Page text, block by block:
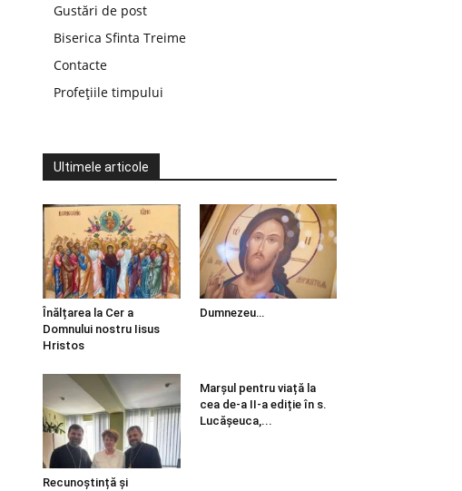
Gustări de post
Biserica Sfinta Treime
Contacte
Profețiile timpului
Ultimele articole
Înălțarea la Cer a
Domnului nostru Iisus
Hristos
Dumnezeu…
Recunoștință și
Marșul pentru viață la
cea de-a II-a ediție în s.
Lucășeuca,...